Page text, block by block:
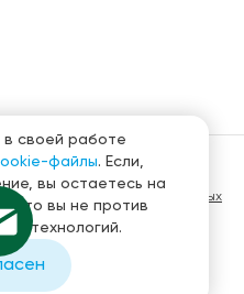
2023 – 2026
обработки персональных
не являются публичной
сайтов
в своей работе
файлы. Если,
вы остаетесь на
что вы не против
технологий.